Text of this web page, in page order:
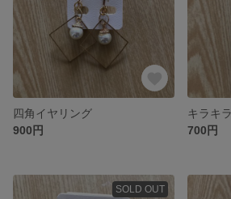
四角イヤリング
900円
キラキ
700円
SOLD OUT